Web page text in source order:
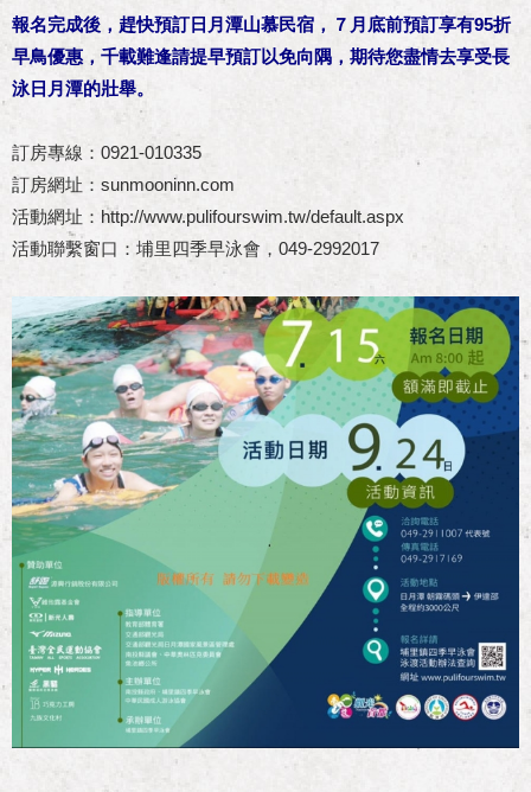
報名完成後，趕快預訂日月潭山慕民宿，７月底前預訂享有95折
早鳥優惠，千載難逢請提早預訂以免向隅，期待您盡情去享受長
泳日月潭的壯舉。
訂房專線：0921-010335
訂房網址：sunmooninn.com
活動網址：http://www.pulifourswim.tw/default.aspx
活動聯繫窗口：埔里四季早泳會，049-2992017